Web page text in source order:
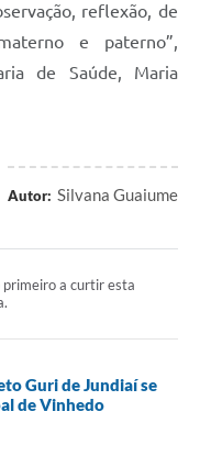
reflexão, de
e paterno”,
de Saúde, Maria
Autor: Silvana Guaiume
primeiro a curtir esta
Guri de Jundiaí se
de Vinhedo